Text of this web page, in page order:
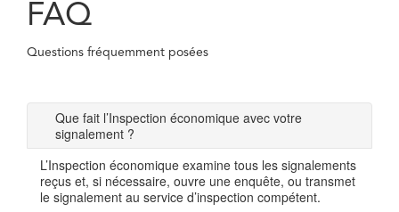
FAQ
Questions fréquemment posées
Que fait l’Inspection économique avec votre
signalement ?
L’Inspection économique examine tous les signalements
reçus et, si nécessaire, ouvre une enquête, ou transmet
le signalement au service d’inspection compétent.